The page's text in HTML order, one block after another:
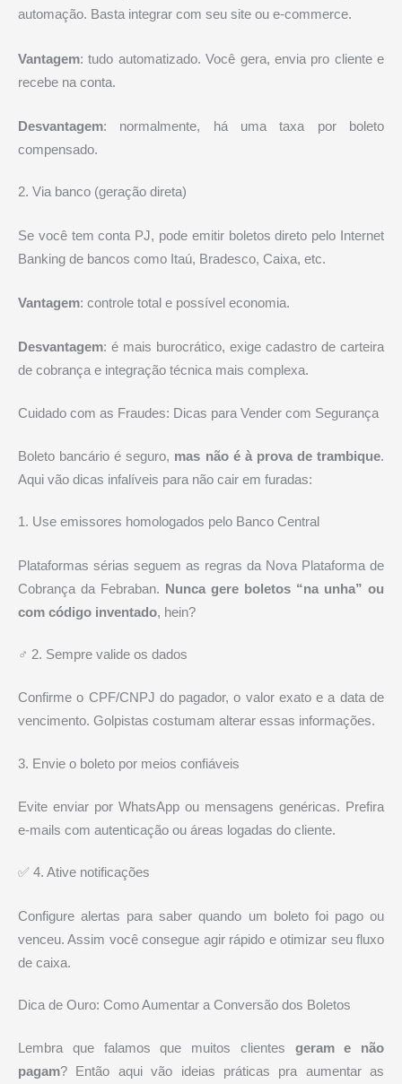
automação. Basta integrar com seu site ou e-commerce.
Vantagem: tudo automatizado. Você gera, envia pro cliente e
recebe na conta.
Desvantagem: normalmente, há uma taxa por boleto
compensado.
2. Via banco (geração direta)
Se você tem conta PJ, pode emitir boletos direto pelo Internet
Banking de bancos como Itaú, Bradesco, Caixa, etc.
Vantagem: controle total e possível economia.
Desvantagem: é mais burocrático, exige cadastro de carteira
de cobrança e integração técnica mais complexa.
Cuidado com as Fraudes: Dicas para Vender com Segurança
Boleto bancário é seguro, mas não é à prova de trambique.
Aqui vão dicas infalíveis para não cair em furadas:
1. Use emissores homologados pelo Banco Central
Plataformas sérias seguem as regras da Nova Plataforma de
Cobrança da Febraban.
Nunca gere boletos “na unha” ou
com código inventado, hein?
️‍♂️ 2. Sempre valide os dados
Confirme o CPF/CNPJ do pagador, o valor exato e a data de
vencimento. Golpistas costumam alterar essas informações.
3. Envie o boleto por meios confiáveis
Evite enviar por WhatsApp ou mensagens genéricas. Prefira
e-mails com autenticação ou áreas logadas do cliente.
✅ 4. Ative notificações
Configure alertas para saber quando um boleto foi pago ou
venceu. Assim você consegue agir rápido e otimizar seu fluxo
de caixa.
Dica de Ouro: Como Aumentar a Conversão dos Boletos
Lembra que falamos que muitos clientes geram e não
pagam? Então aqui vão ideias práticas pra aumentar as